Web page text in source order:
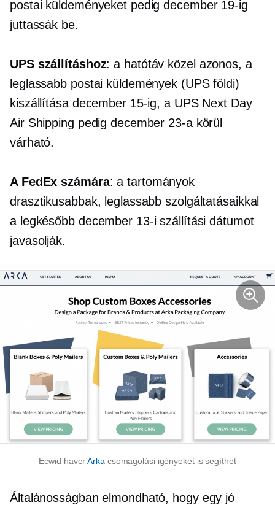
postai küldeményeket pedig december 19-ig
juttassák be.
UPS szállításhoz: a hatótáv közel azonos, a
leglassabb postai küldemények (UPS földi)
kiszállítása december 15-ig, a UPS Next Day
Air Shipping pedig december 23-a körül
várható.
A FedEx számára: a tartományok
drasztikusabbak, leglassabb szolgáltatásaikkal
a legkésőbb december 13-i szállítási dátumot
javasolják.
Ecwid haverArkacsomagolási igényeket is segíthet
Általánosságban elmondható, hogy egy jó